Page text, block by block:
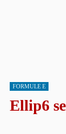
FORMULE E
Ellip6